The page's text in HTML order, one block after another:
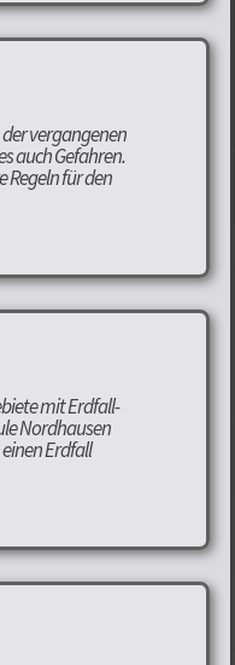
vergangenen
auch Gefahren.
Regeln für den
mit Erdfall-
Nordhausen
Erdfall